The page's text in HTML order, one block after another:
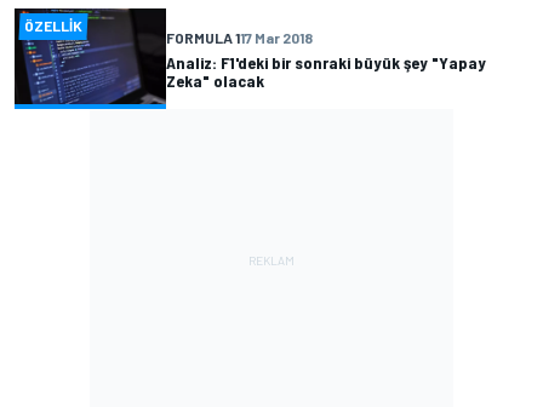
ÖZELLIK
FORMULA 117 Mar 2018
Analiz: F1'deki bir sonraki büyük şey "Yapay
Zeka" olacak